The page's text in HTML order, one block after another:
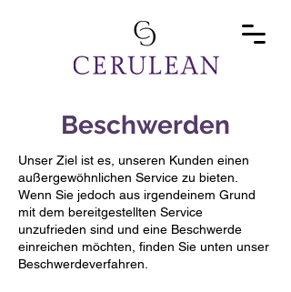
Beschwerden
Unser Ziel ist es, unseren Kunden einen
außergewöhnlichen Service zu bieten.
Wenn Sie jedoch aus irgendeinem Grund
mit dem bereitgestellten Service
unzufrieden sind und eine Beschwerde
einreichen möchten, finden Sie unten unser
Beschwerdeverfahren.